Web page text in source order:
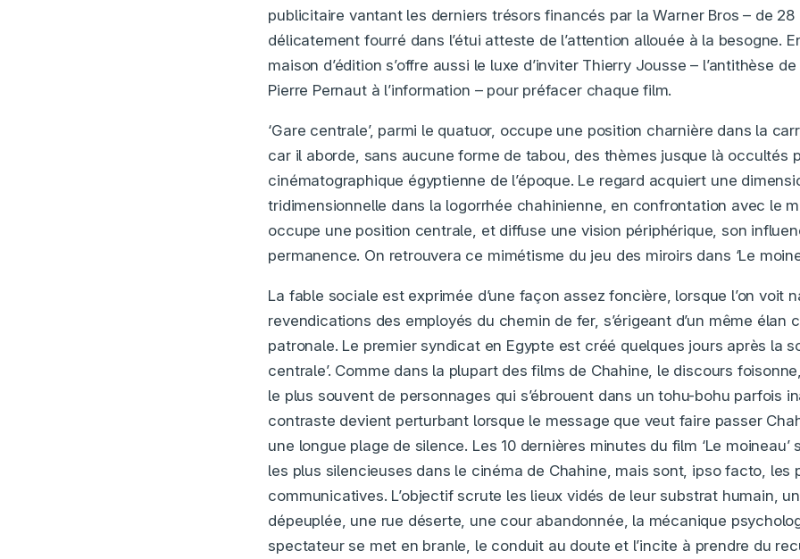
publicitaire vantant les derniers trésors financés par la Warner Bros – de 28
délicatement fourré dans l’étui atteste de l’attention allouée à la besogne.
maison d’édition s’offre aussi le luxe d’inviter Thierry Jousse – l’antithèse
Pierre Pernaut à l’information – pour préfacer chaque film.
‘Gare centrale’, parmi le quatuor, occupe une position charnière dans la
car il aborde, sans aucune forme de tabou, des thèmes jusque là occultés
cinématographique égyptienne de l’époque. Le regard acquiert une
tridimensionnelle dans la logorrhée chahinienne, en confrontation avec le
occupe une position centrale, et diffuse une vision périphérique, son
permanence. On retrouvera ce mimétisme du jeu des miroirs dans ‘Le
La fable sociale est exprimée d’une façon assez foncière, lorsque l’on voit
revendications des employés du chemin de fer, s’érigeant d’un même élan
patronale. Le premier syndicat en Egypte est créé quelques jours après la
centrale’. Comme dans la plupart des films de Chahine, le discours
le plus souvent de personnages qui s’ébrouent dans un tohu-bohu parfois
contraste devient perturbant lorsque le message que veut faire passer
une longue plage de silence. Les 10 dernières minutes du film ‘Le moineau’
les plus silencieuses dans le cinéma de Chahine, mais sont, ipso facto, les
communicatives. L’objectif scrute les lieux vidés de leur substrat humain,
dépeuplée, une rue déserte, une cour abandonnée, la mécanique
spectateur se met en branle, le conduit au doute et l’incite à prendre du